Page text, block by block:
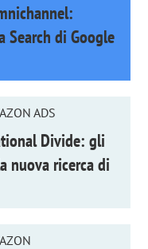
Search di Google
ADS
Divide: gli
nuova ricerca di